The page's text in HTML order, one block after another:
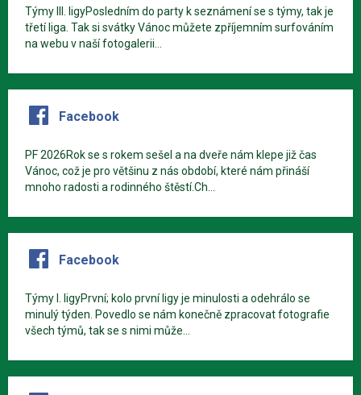
Týmy III. ligyPosledním do party k seznámení se s týmy, tak je
třetí liga. Tak si svátky Vánoc můžete zpříjemním surfováním
na webu v naší fotogalerii...
Facebook
PF 2026Rok se s rokem sešel a na dveře nám klepe již čas
Vánoc, což je pro většinu z nás období, které nám přináší
mnoho radosti a rodinného štěstí.Ch...
Facebook
Týmy I. ligyPrvní; kolo první ligy je minulosti a odehrálo se
minulý týden. Povedlo se nám konečně zpracovat fotografie
všech týmů, tak se s nimi může...